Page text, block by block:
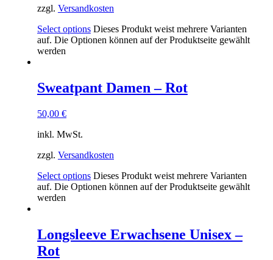
zzgl. Versandkosten
Select options Dieses Produkt weist mehrere Varianten
auf. Die Optionen können auf der Produktseite gewählt
werden
Sweatpant Damen – Rot
50,00 €
inkl. MwSt.
zzgl. Versandkosten
Select options Dieses Produkt weist mehrere Varianten
auf. Die Optionen können auf der Produktseite gewählt
werden
Longsleeve Erwachsene Unisex –
Rot